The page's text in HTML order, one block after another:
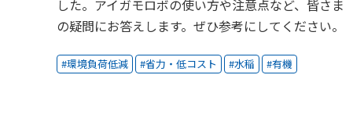
した。アイガモロボの使い方や注意点など、皆さま
の疑問にお答えします。ぜひ参考にしてください。
環境負荷低減 省力・低コスト 水稲 有機